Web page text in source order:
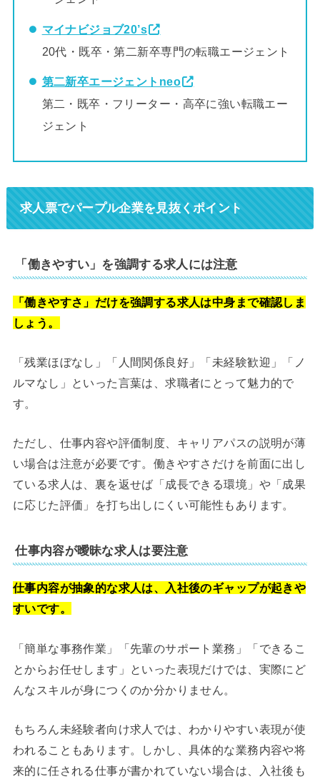
マイナビジョブ20’s
20代・既卒・第二新卒専門の転職エージェント
第二新卒エージェントneo
第二・既卒・フリーター・高卒に強い転職エー
ジェント
求人票でパープル企業を見抜くポイント
「働きやすい」を強調する求人には注意
「働きやすさ」だけを強調する求人は中身まで確認しま
しょう。
「残業ほぼなし」「人間関係良好」「未経験歓迎」「ノ
ルマなし」といった言葉は、求職者にとって魅力的で
す。
ただし、仕事内容や評価制度、キャリアパスの説明が薄
い場合は注意が必要です。働きやすさだけを前面に出し
ている求人は、裏を返せば「成長できる環境」や「成果
に応じた評価」を打ち出しにくい可能性もあります。
仕事内容が曖昧な求人は要注意
仕事内容が抽象的な求人は、入社後のギャップが起きや
すいです。
「簡単な事務作業」「先輩のサポート業務」「できるこ
とからお任せします」といった表現だけでは、実際にど
んなスキルが身につくのか分かりません。
もちろん未経験者向け求人では、わかりやすい表現が使
われることもあります。しかし、具体的な業務内容や将
来的に任される仕事が書かれていない場合は、入社後も